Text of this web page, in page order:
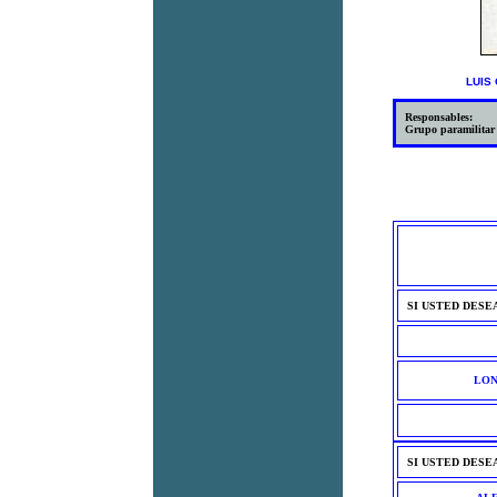
LUIS
Responsables:
Grupo paramilitar
SI USTED
SI USTED